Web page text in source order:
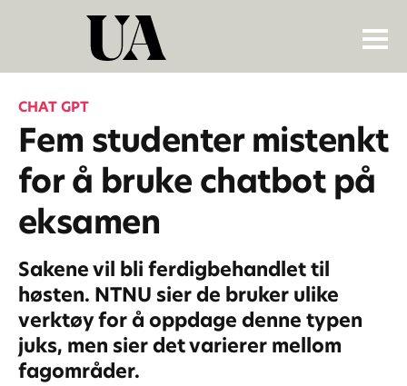
CHAT GPT
Fem studenter mistenkt
for å bruke chatbot på
eksamen
Sakene vil bli ferdigbehandlet til
høsten. NTNU sier de bruker ulike
verktøy for å oppdage denne typen
juks, men sier det varierer mellom
fagområder.